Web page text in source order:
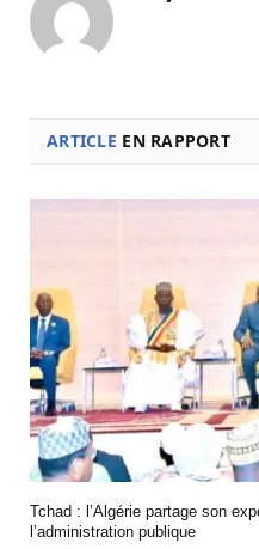
ARTICLE EN RAPPORT
Tchad : l’Algérie partage son
l’administration publique